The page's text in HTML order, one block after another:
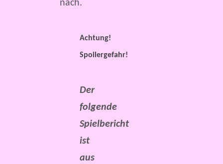
nach.
Achtung!
Spoilergefahr!
Der
folgende
Spielbericht
ist
aus